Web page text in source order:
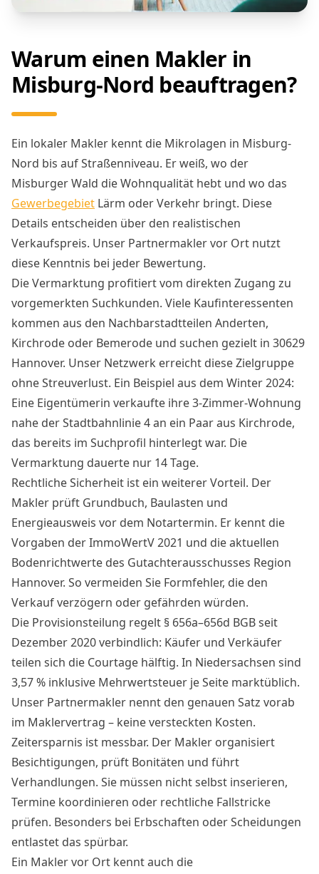
Warum einen Makler in
Misburg-Nord beauftragen?
Ein lokaler Makler kennt die Mikrolagen in Misburg-
Nord bis auf Straßenniveau. Er weiß, wo der
Misburger Wald die Wohnqualität hebt und wo das
Gewerbegebiet Lärm oder Verkehr bringt. Diese
Details entscheiden über den realistischen
Verkaufspreis. Unser Partnermakler vor Ort nutzt
diese Kenntnis bei jeder Bewertung.
Die Vermarktung profitiert vom direkten Zugang zu
vorgemerkten Suchkunden. Viele Kaufinteressenten
kommen aus den Nachbarstadtteilen Anderten,
Kirchrode oder Bemerode und suchen gezielt in 30629
Hannover. Unser Netzwerk erreicht diese Zielgruppe
ohne Streuverlust. Ein Beispiel aus dem Winter 2024:
Eine Eigentümerin verkaufte ihre 3-Zimmer-Wohnung
nahe der Stadtbahnlinie 4 an ein Paar aus Kirchrode,
das bereits im Suchprofil hinterlegt war. Die
Vermarktung dauerte nur 14 Tage.
Rechtliche Sicherheit ist ein weiterer Vorteil. Der
Makler prüft Grundbuch, Baulasten und
Energieausweis vor dem Notartermin. Er kennt die
Vorgaben der ImmoWertV 2021 und die aktuellen
Bodenrichtwerte des Gutachterausschusses Region
Hannover. So vermeiden Sie Formfehler, die den
Verkauf verzögern oder gefährden würden.
Die Provisionsteilung regelt § 656a–656d BGB seit
Dezember 2020 verbindlich: Käufer und Verkäufer
teilen sich die Courtage hälftig. In Niedersachsen sind
3,57 % inklusive Mehrwertsteuer je Seite marktüblich.
Unser Partnermakler nennt den genauen Satz vorab
im Maklervertrag – keine versteckten Kosten.
Zeitersparnis ist messbar. Der Makler organisiert
Besichtigungen, prüft Bonitäten und führt
Verhandlungen. Sie müssen nicht selbst inserieren,
Termine koordinieren oder rechtliche Fallstricke
prüfen. Besonders bei Erbschaften oder Scheidungen
entlastet das spürbar.
Ein Makler vor Ort kennt auch die